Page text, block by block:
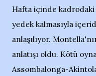
Hafta içinde
yedek kalmasıyla
anlaşılıyor.
anlatışı oldu. Kötü
Assombalonga-